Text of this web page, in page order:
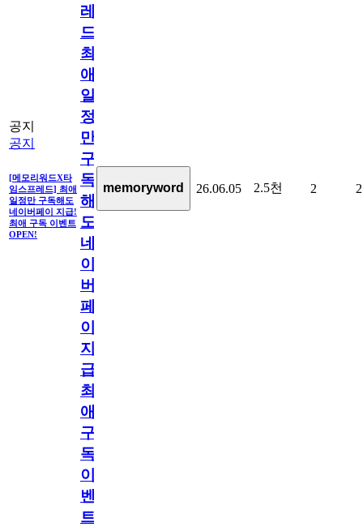
공지
공지
[메모리워드X타
임스프레드] 최애
일정만 구독해도
네이버페이 지급!
최애 구독 이벤트
OPEN!
레
드]
최
애
일
정
만
구
독
해
도
네
이
버
페
이
지
급!
최
애
구
독
이
벤
트
memoryword 26.06.05 2.5천 2 2